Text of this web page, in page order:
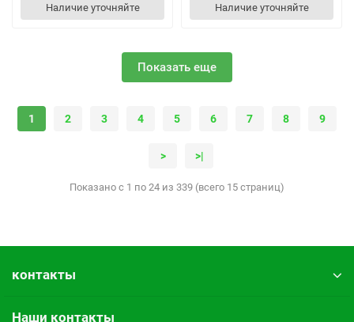
Наличие уточняйте Наличие уточняйте
Показать еще
1 2 3 4 5 6 7 8 9
> >|
Показано с 1 по 24 из 339 (всего 15 страниц)
контакты
Наши контакты